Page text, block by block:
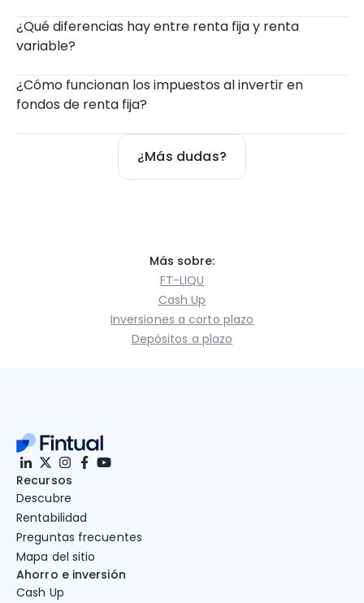
¿Qué diferencias hay entre renta fija y renta
variable?
¿Cómo funcionan los impuestos al invertir en
fondos de renta fija?
¿Más dudas?
Más sobre:
FT-LIQU
Cash Up
Inversiones a corto plazo
Depósitos a plazo
Recursos
Descubre
Rentabilidad
Preguntas frecuentes
Mapa del sitio
Ahorro e inversión
Cash Up